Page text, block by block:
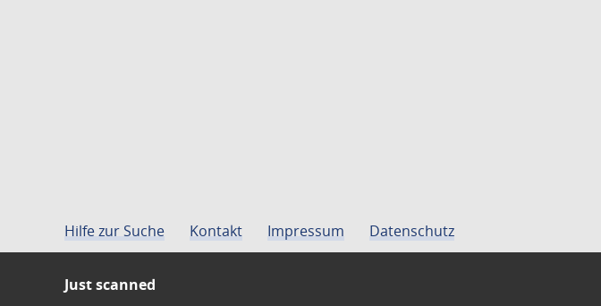
Hilfe zur Suche Kontakt Impressum Datenschutz
Just scanned